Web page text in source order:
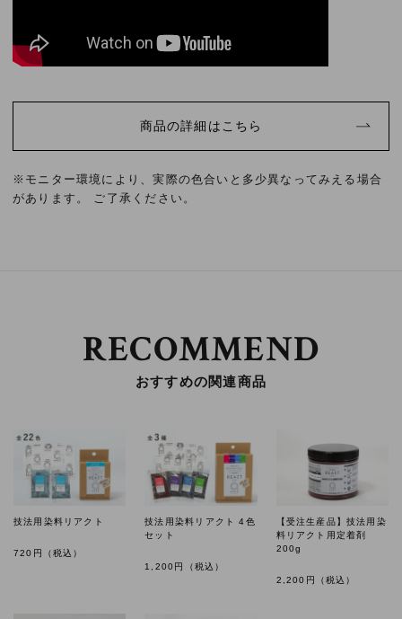
商品の詳細はこちら
※モニター環境により、実際の色合いと多少異なってみえる場合
があります。 ご了承ください。
RECOMMEND
おすすめの関連商品
技法用染料リアクト
720 円（税込）
技法用染料リアクト 4色
セット
1,200円（税込）
【受注生産品】技法用染
料リアクト用定着剤
200g
2,200 円（税込）